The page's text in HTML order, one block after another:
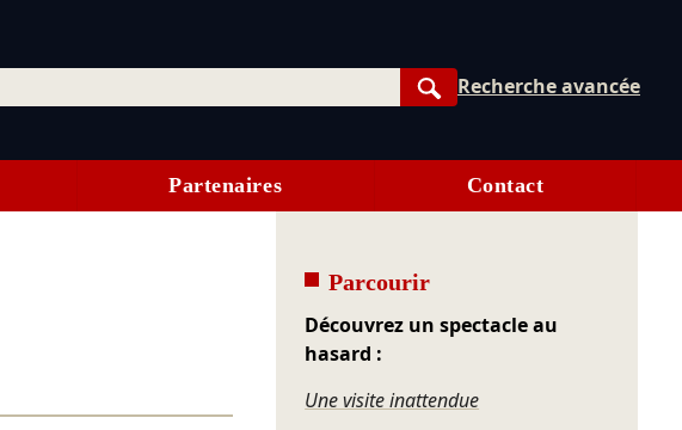
Rechercher
Recherche avancée
Partenaires Contact
Parcourir
Découvrez un spectacle au
hasard :
Une visite inattendue